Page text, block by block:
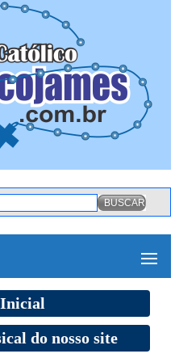
do nosso site